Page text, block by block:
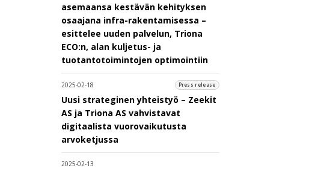
asemaansa kestävän kehityksen
osaajana infra-rakentamisessa –
esittelee uuden palvelun, Triona
ECO:n, alan kuljetus- ja
tuotantotoimintojen optimointiin
2025-02-18 Press release
Uusi strateginen yhteistyö – Zeekit
AS ja Triona AS vahvistavat
digitaalista vuorovaikutusta
arvoketjussa
2025-02-13